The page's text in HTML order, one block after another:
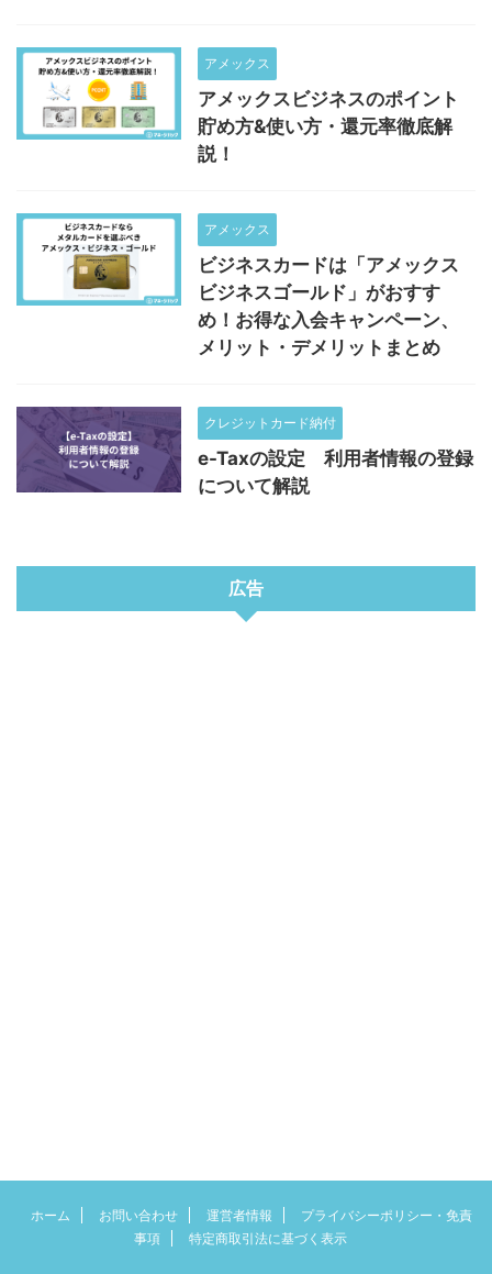
アメックス
アメックスビジネスのポイント
貯め方&使い方・還元率徹底解
説！
アメックス
ビジネスカードは「アメックス
ビジネスゴールド」がおすす
め！お得な入会キャンペーン、
メリット・デメリットまとめ
クレジットカード納付
e-Taxの設定 利用者情報の登録
について解説
広告
ホーム お問い合わせ 運営者情報
プライバシーポリシー・免責
事項
特定商取引法に基づく表示